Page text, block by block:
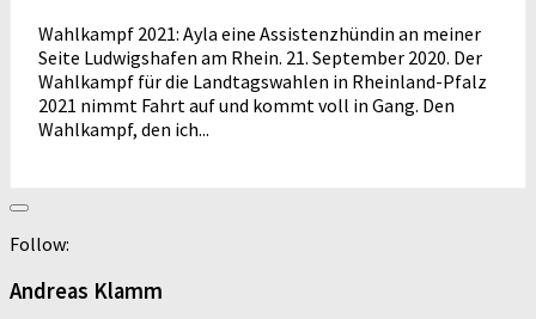
Wahlkampf 2021: Ayla eine Assistenzhündin an meiner
Seite Ludwigshafen am Rhein. 21. September 2020. Der
Wahlkampf für die Landtagswahlen in Rheinland-Pfalz
2021 nimmt Fahrt auf und kommt voll in Gang. Den
Wahlkampf, den ich...
Follow:
Andreas Klamm